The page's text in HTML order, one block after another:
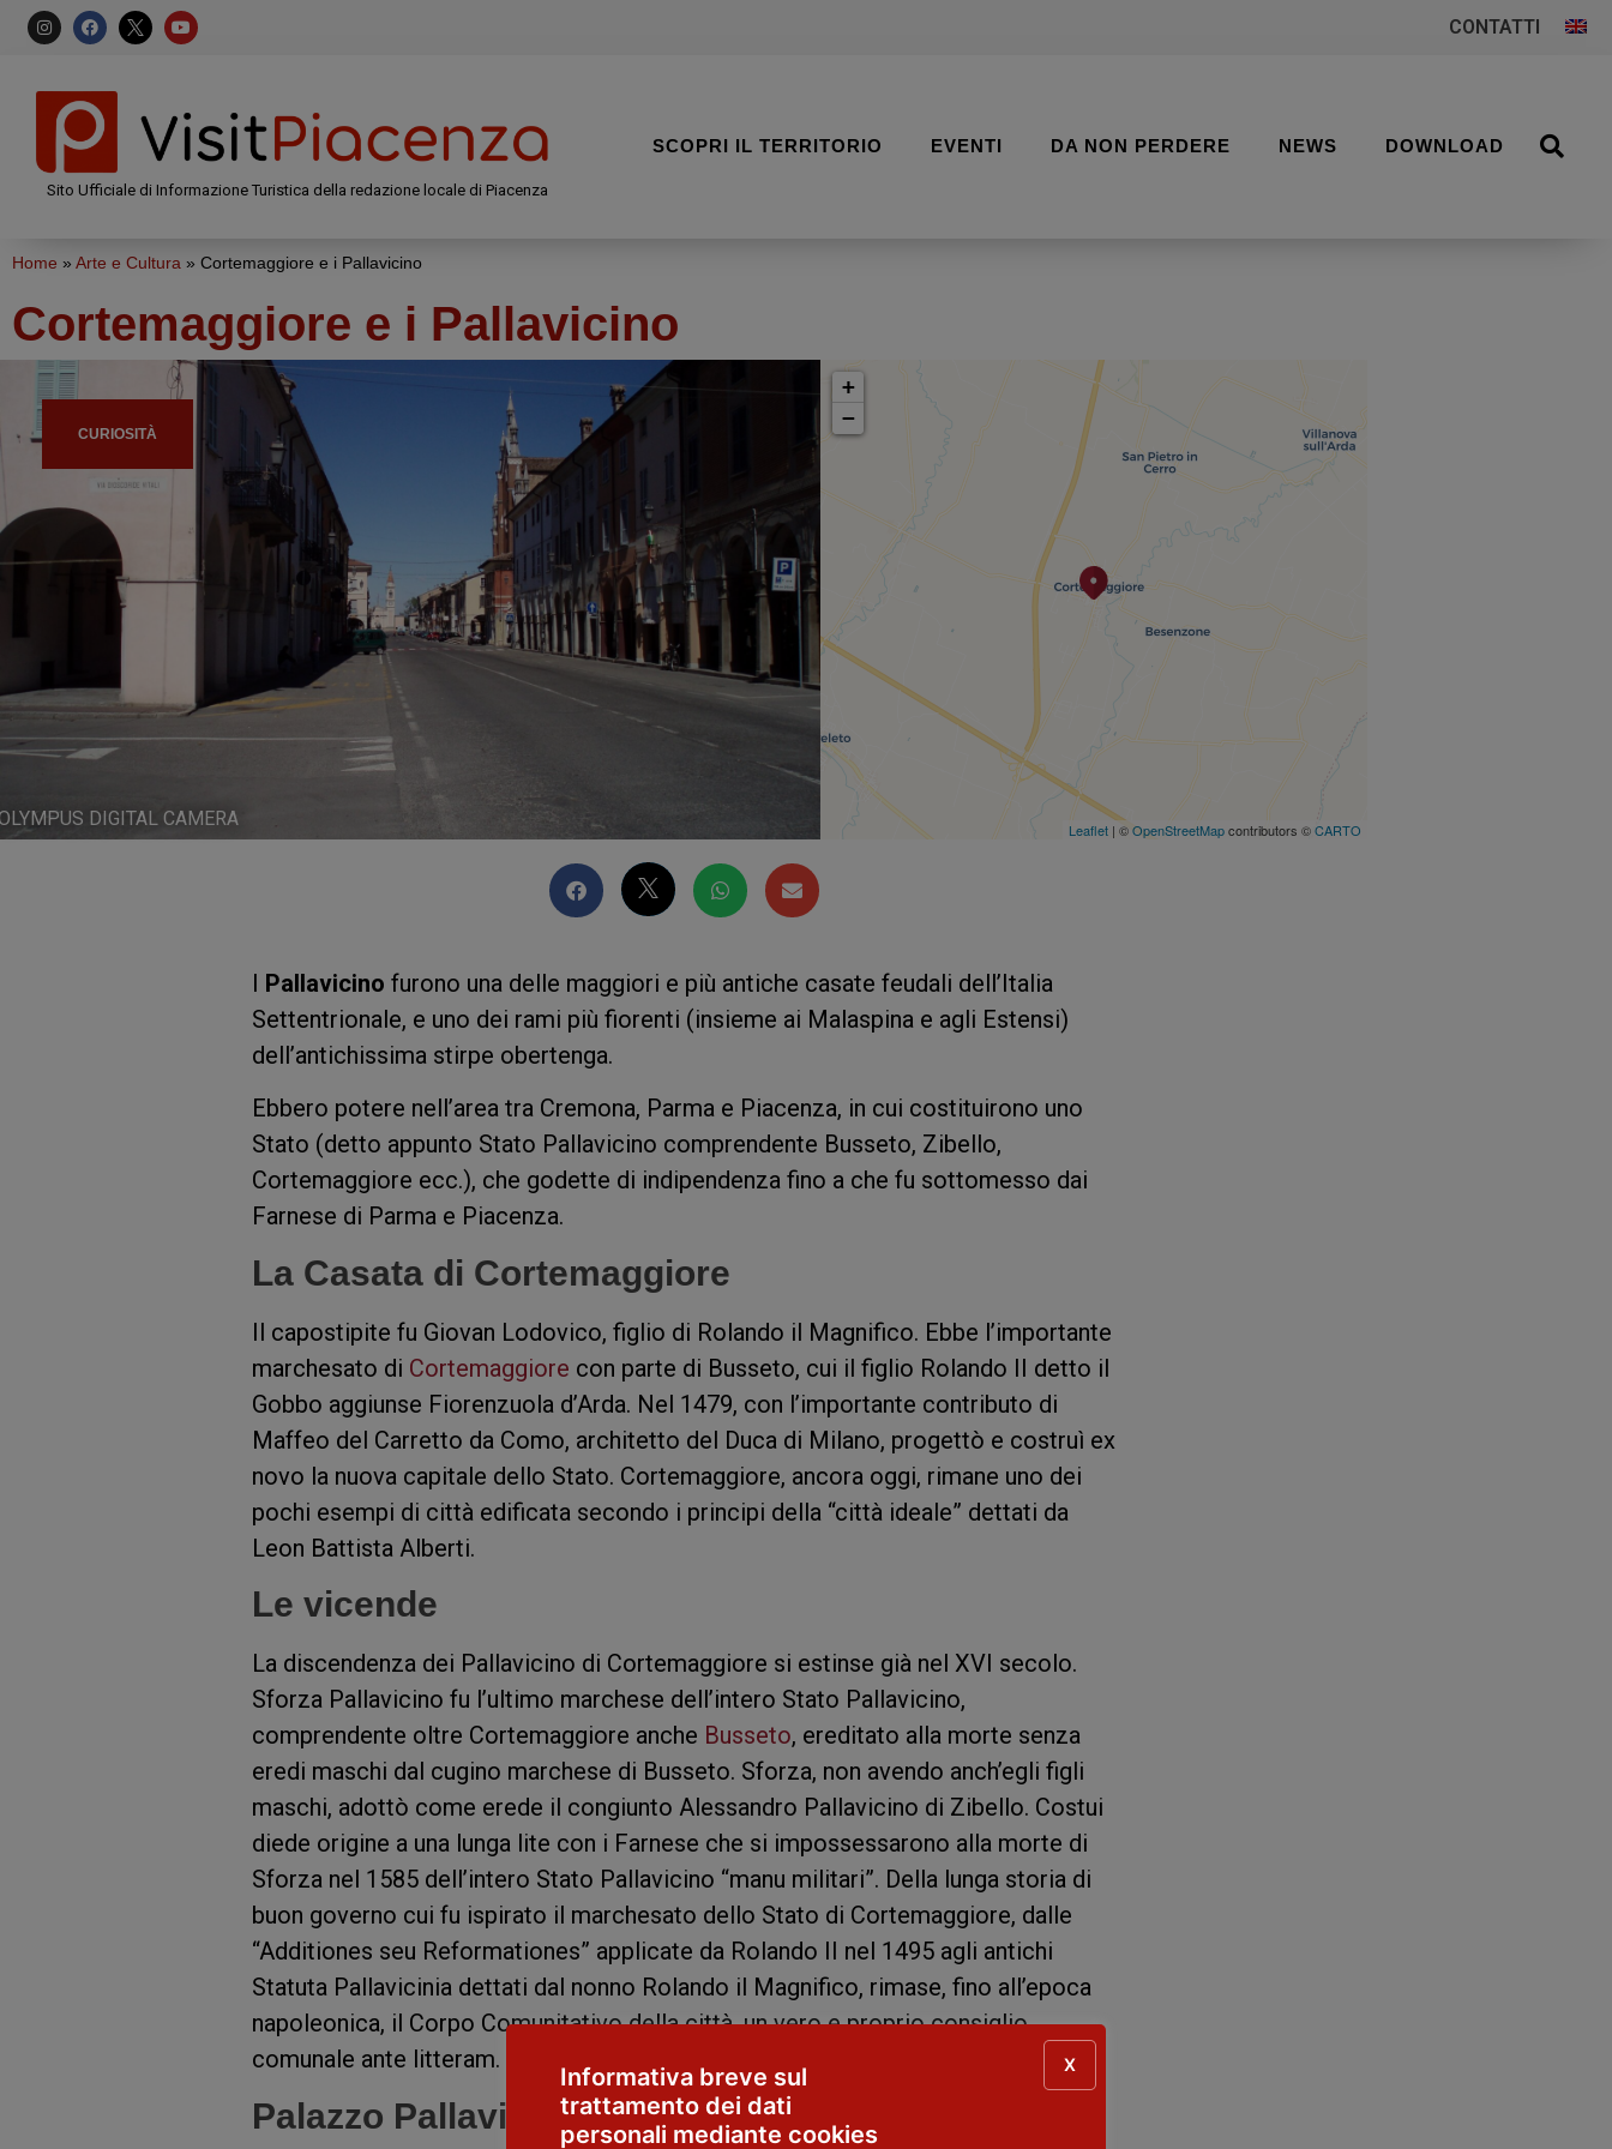
CONTATTI
Sito Ufficiale di Informazione Turistica della redazione locale di Piacenza
SCOPRI IL TERRITORIO EVENTI DA NON PERDERE NEWS DOWNLOAD
Home » Arte e Cultura » Cortemaggiore e i Pallavicino
Cortemaggiore e i Pallavicino
CURIOSITÀ
DIGITAL CAMERA
+
−
Leaflet | ©OpenStreetMapcontributors ©CARTO
I Pallavicino furono una delle maggiori e più antiche casate feudali dell’Italia
Settentrionale, e uno dei rami più fiorenti (insieme ai Malaspina e agli Estensi)
dell’antichissima stirpe obertenga.
Ebbero potere nell’area tra Cremona, Parma e Piacenza, in cui costituirono uno
Stato (detto appunto Stato Pallavicino comprendente Busseto, Zibello,
Cortemaggiore ecc.), che godette di indipendenza fino a che fu sottomesso dai
Farnese di Parma e Piacenza.
La Casata di Cortemaggiore
Il capostipite fu Giovan Lodovico, figlio di Rolando il Magnifico. Ebbe l’importante
marchesato di Cortemaggiore con parte di Busseto, cui il figlio Rolando II detto il
Gobbo aggiunse Fiorenzuola d’Arda. Nel 1479, con l’importante contributo di
Maffeo del Carretto da Como, architetto del Duca di Milano, progettò e costruì ex
novo la nuova capitale dello Stato. Cortemaggiore, ancora oggi, rimane uno dei
pochi esempi di città edificata secondo i principi della “città ideale” dettati da
Leon Battista Alberti.
Le vicende
La discendenza dei Pallavicino di Cortemaggiore si estinse già nel XVI secolo.
Sforza Pallavicino fu l’ultimo marchese dell’intero Stato Pallavicino,
comprendente oltre Cortemaggiore anche Busseto, ereditato alla morte senza
eredi maschi dal cugino marchese di Busseto. Sforza, non avendo anch’egli figli
maschi, adottò come erede il congiunto Alessandro Pallavicino di Zibello. Costui
diede origine a una lunga lite con i Farnese che si impossessarono alla morte di
Sforza nel 1585 dell’intero Stato Pallavicino “manu militari”. Della lunga storia di
buon governo cui fu ispirato il marchesato dello Stato di Cortemaggiore, dalle
“Additiones seu Reformationes” applicate da Rolando II nel 1495 agli antichi
Statuta Pallavicinia dettati dal nonno Rolando il Magnifico, rimase, fino all’epoca
napoleonica, il Corpo Comunitativo della città, un vero e proprio consiglio
comunale ante litteram.
Palazzo Pallavicino
Informativa breve sul
trattamento dei dati
personali mediante cookies
X